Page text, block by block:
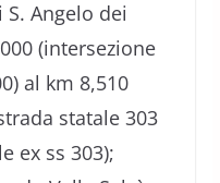
Angelo dei
(intersezione
al km 8,510
statale 303
ex ss 303);